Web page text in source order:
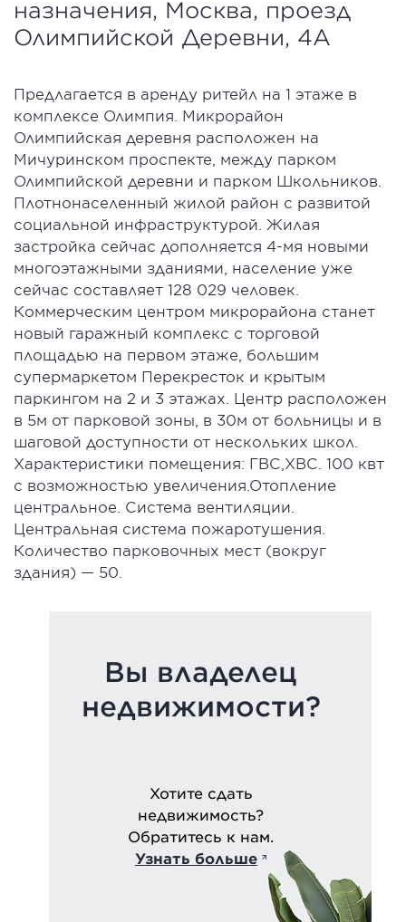
назначения, Москва, проезд
Олимпийской Деревни, 4А
Предлагается в аренду ритейл на 1 этаже в
комплексе Олимпия. Микрорайон
Олимпийская деревня расположен на
Мичуринском проспекте, между парком
Олимпийской деревни и парком Школьников.
Плотнонаселенный жилой район с развитой
социальной инфраструктурой. Жилая
застройка сейчас дополняется 4-мя новыми
многоэтажными зданиями, население уже
сейчас составляет 128 029 человек.
Коммерческим центром микрорайона станет
новый гаражный комплекс с торговой
площадью на первом этаже, большим
супермаркетом Перекресток и крытым
паркингом на 2 и 3 этажах. Центр расположен
в 5м от парковой зоны, в 30м от больницы и в
шаговой доступности от нескольких школ.
Характеристики помещения: ГВС,ХВС. 100 квт
с возможностью увеличения.Отопление
центральное. Система вентиляции.
Центральная система пожаротушения.
Количество парковочных мест (вокруг
здания) — 50.
Вы владелец
недвижимости?
Хотите сдать
недвижимость?
Обратитесь к нам.
Узнать больше